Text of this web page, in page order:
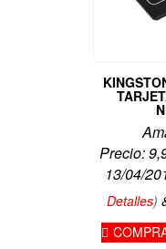
Precio:
13/04/
Detalles)